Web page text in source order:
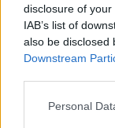
disclosure of
IAB’s list of
also be disclosed
Downstream
Personal
🆕 𝑷𝑨𝑼
PRIMER EQUIPO